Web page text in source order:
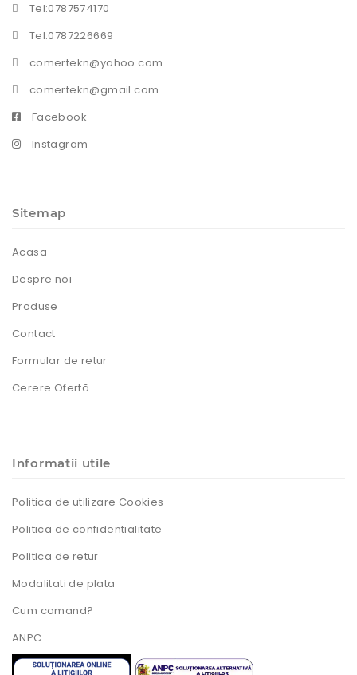
Tel:0787574170
Tel:0787226669
comertekn@yahoo.com
comertekn@gmail.com
Facebook
Instagram
Sitemap
Acasa
Despre noi
Produse
Contact
Formular de retur
Cerere Ofertă
Informatii utile
Politica de utilizare Cookies
Politica de confidentialitate
Politica de retur
Modalitati de plata
Cum comand?
ANPC